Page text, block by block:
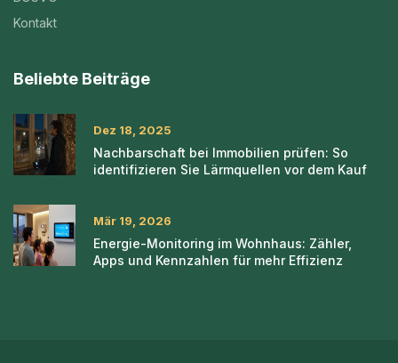
Kontakt
Beliebte Beiträge
Dez 18, 2025
Nachbarschaft bei Immobilien prüfen: So
identifizieren Sie Lärmquellen vor dem Kauf
Mär 19, 2026
Energie-Monitoring im Wohnhaus: Zähler,
Apps und Kennzahlen für mehr Effizienz